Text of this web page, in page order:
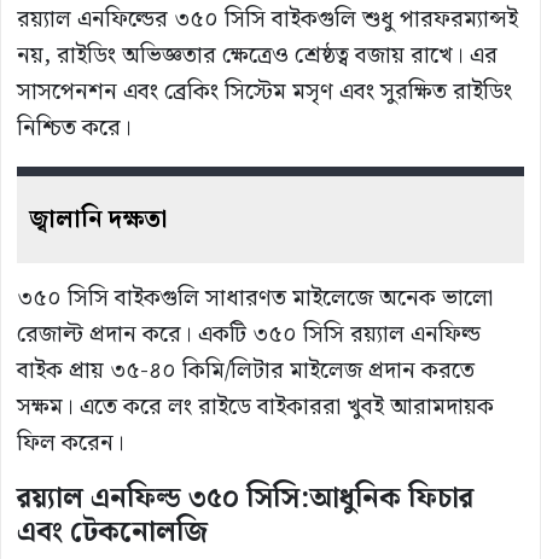
রয়্যাল এনফিল্ডের ৩৫০ সিসি বাইকগুলি শুধু পারফরম্যান্সই
নয়, রাইডিং অভিজ্ঞতার ক্ষেত্রেও শ্রেষ্ঠত্ব বজায় রাখে। এর
সাসপেনশন এবং ব্রেকিং সিস্টেম মসৃণ এবং সুরক্ষিত রাইডিং
নিশ্চিত করে।
জ্বালানিদক্ষতা
৩৫০ সিসি বাইকগুলি সাধারণত মাইলেজে অনেক ভালো
রেজাল্ট প্রদান করে। একটি ৩৫০ সিসি রয়্যাল এনফিল্ড
বাইক প্রায় ৩৫-৪০ কিমি/লিটার মাইলেজ প্রদান করতে
সক্ষম। এতে করে লং রাইডে বাইকাররা খুবই আরামদায়ক
ফিল করেন।
রয়্যাল এনফিল্ড ৩৫০ সিসি:আধুনিক ফিচার
এবং টেকনোলজি